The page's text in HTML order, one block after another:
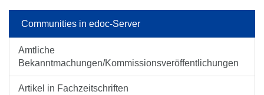
Communities in edoc-Server
Amtliche
Bekanntmachungen/Kommissionsveröffentlichungen
Artikel in Fachzeitschriften